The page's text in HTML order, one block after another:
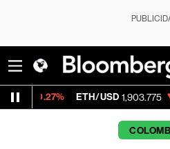
ETH/USD 1,903.775 -0.63%